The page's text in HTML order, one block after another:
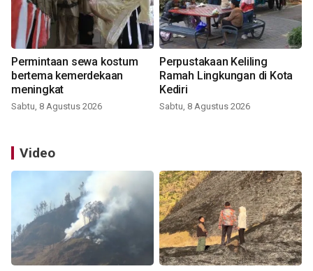
Permintaan sewa kostum
bertema kemerdekaan
meningkat
Sabtu, 8 Agustus 2026
Perpustakaan Keliling
Ramah Lingkungan di Kota
Kediri
Sabtu, 8 Agustus 2026
Video